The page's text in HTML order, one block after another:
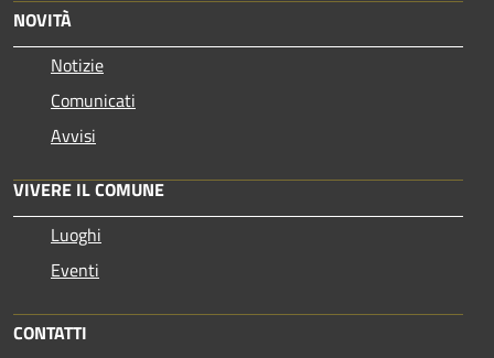
NOVITÀ
Notizie
Comunicati
Avvisi
VIVERE IL COMUNE
Luoghi
Eventi
CONTATTI